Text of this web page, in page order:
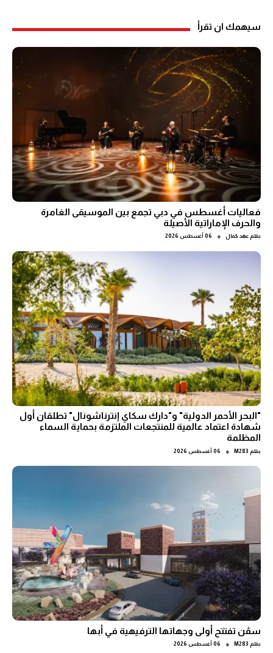
سيهمك ان تقرأ
فعاليات أغسطس في دبي تجمع بين الموسيقى الغامرة
والحرف الإماراتية الأصيلة
بقلم عهد كمال ● 06 أغسطس 2026
"البحر الأحمر الدولية" و"دارك سكاي إنترناشونال" تطلقان أول
شهادة اعتماد عالمية للمنتجعات الملتزمة بحماية السماء
المظلمة
بقلم M283
● 06 أغسطس 2026
سڤن تفتتح أولى وجهاتها الترفيهية في أبها
بقلم M283
● 06 أغسطس 2026